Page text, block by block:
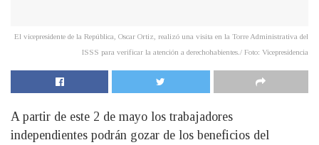
El vicepresidente de la República, Oscar Ortiz, realizó una visita en la Torre Administrativa del
ISSS para verificar la atención a derechohabientes./ Foto: Vicepresidencia
A partir de este 2 de mayo los trabajadores
independientes podrán gozar de los beneficios del